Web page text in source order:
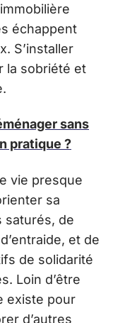
échappent
S’installer
la sobriété et
sans
pratique ?
vie presque
sa
saturés, de
et de
de solidarité
Loin d’être
existe pour
d’autres